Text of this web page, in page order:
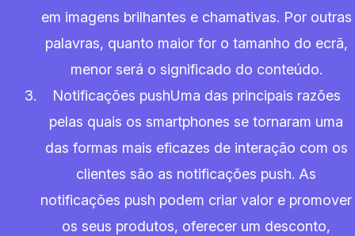
em imagens brilhantes e chamativas. Por outras
palavras, quanto maior for o tamanho do ecrã,
menor será o significado do conteúdo.
Notificações pushUma das principais razões
pelas quais os smartphones se tornaram uma
das formas mais eficazes de interação com os
clientes são as notificações push. As
notificações push podem criar valor e promover
os seus produtos, oferecer um desconto,